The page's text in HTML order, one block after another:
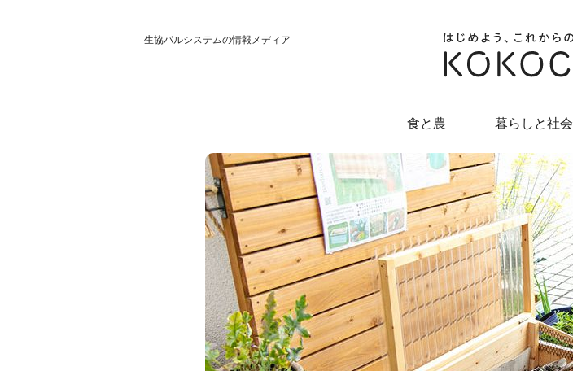
生協パルシステムの情報メディア
食と農 暮らしと社会